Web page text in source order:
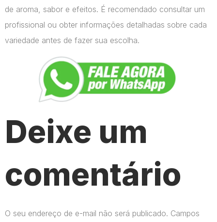
de aroma, sabor e efeitos. É recomendado consultar um
profissional ou obter informações detalhadas sobre cada
variedade antes de fazer sua escolha.
Deixe um
comentário
O seu endereço de e-mail não será publicado. Campos